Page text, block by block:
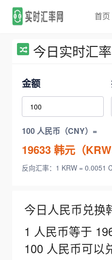
首页
今日实时汇率
金额
100 人民币（CNY）=
19633韩元（KRW
反向汇率：1 KRW = 0.0051
今日人民币兑换
1 人民币等于
100 人民币可以